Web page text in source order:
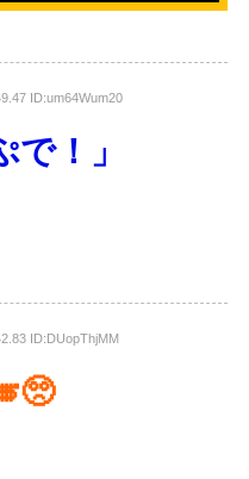
ID:um64Wum20
！」
ID:DUopThjMM